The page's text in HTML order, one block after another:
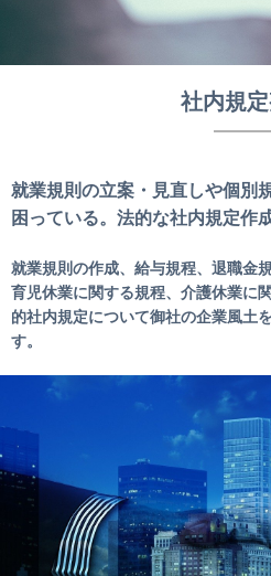
社内規
就業規則の立案・見直しや個別
困っている。法的な社内規定作
就業規則の作成、給与規程、退職金
育児休業に関する規程、介護休業に
的社内規定について御社の企業風土
す。